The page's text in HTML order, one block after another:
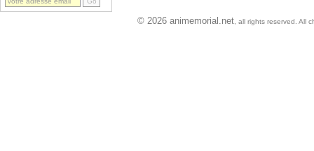
© 2026 animemorial.net , all rights reserved. All